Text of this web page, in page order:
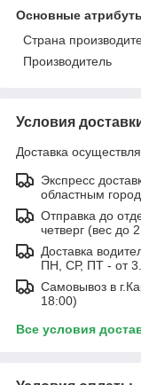
Основные
Страна
Производитель
Условия
Доставка
Экспресс
областным
Отправка до
четверг (вес до 2
Доставка
ПН, СР, ПТ - от
Самовывоз в
18:00)
Все условия